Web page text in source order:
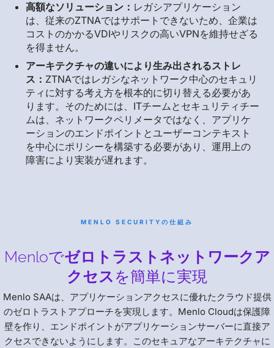
高額なソリューション： レガシアプリケーション
は、従来のZTNAではサポートできないため、企業は
コストのかかるVDIやリスクの高いVPNを維持せざる
を得ません。
アーキテクチャの違いにより生み出されるストレ
ス： ZTNAではレガシなネットワーク中心のセキュリ
ティに対する考え方を根本的に切り替える必要があ
ります。そのためには、ITチームとセキュリティチー
ムは、ネットワークペリメータではなく、アプリケ
ーションのエンドポイントとユーザーコンテキスト
を中心にポリシーを構築する必要があり、運用上の
障害により実装が遅れます。
MENLO SECURITYの仕組み
Menloでゼロトラストネットワークア
クセス を簡単に実現
Menlo SAAは、アプリケーションアクセスに優れたクラウド提供
のゼロトラストアプローチを実現します。Menlo Cloudは保護障
壁を作り、エンドポイントがアプリケーションサーバーに直接ア
クセスできないようにします。このセキュアなアーキテクチャに